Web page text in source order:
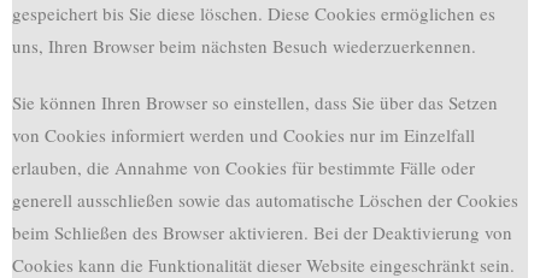
gespeichert bis Sie diese löschen. Diese Cookies ermöglichen es
uns, Ihren Browser beim nächsten Besuch wiederzuerkennen.
Sie können Ihren Browser so einstellen, dass Sie über das Setzen
von Cookies informiert werden und Cookies nur im Einzelfall
erlauben, die Annahme von Cookies für bestimmte Fälle oder
generell ausschließen sowie das automatische Löschen der Cookies
beim Schließen des Browser aktivieren. Bei der Deaktivierung von
Cookies kann die Funktionalität dieser Website eingeschränkt sein.